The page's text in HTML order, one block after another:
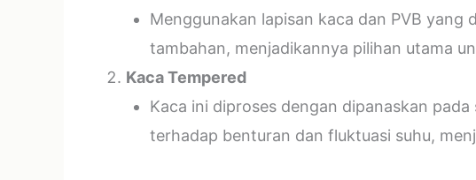
Menggunakan lapisan kaca dan PVB
tambahan, menjadikannya pilihan utama
Kaca Tempered
Kaca ini diproses dengan dipanaskan
terhadap benturan dan fluktuasi suhu,